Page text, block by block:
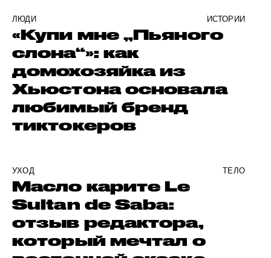
ЛЮДИ ИСТОРИИ
«Купи мне „Пьяного
слона“»: как
домохозяйка из
Хьюстона основала
любимый бренд
тиктокеров
УХОД ТЕЛО
Масло карите Le
Sultan de Saba:
отзыв редактора,
который мечтал о